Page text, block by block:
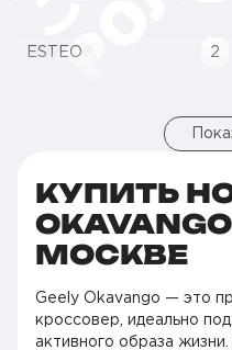
ESTEO 2
КУПИТЬ
МОСКВЕ
Geely Okavango — это
кроссовер, идеально
активного образа